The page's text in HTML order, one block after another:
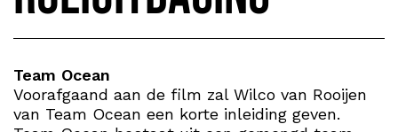
Team Ocean
Voorafgaand aan de film zal Wilco van Rooijen
van Team Ocean een korte inleiding geven.